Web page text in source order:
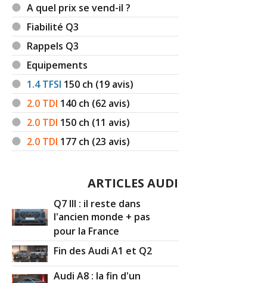
A quel prix se vend-il ?
Fiabilité Q3
Rappels Q3
Equipements
1.4 TFSI 150 ch (19 avis)
2.0 TDI 140 ch (62 avis)
2.0 TDI 150 ch (11 avis)
2.0 TDI 177 ch (23 avis)
ARTICLES AUDI
Q7 III : il reste dans
l'ancien monde + pas
pour la France
Fin des Audi A1 et Q2
Audi A8 : la fin d'un